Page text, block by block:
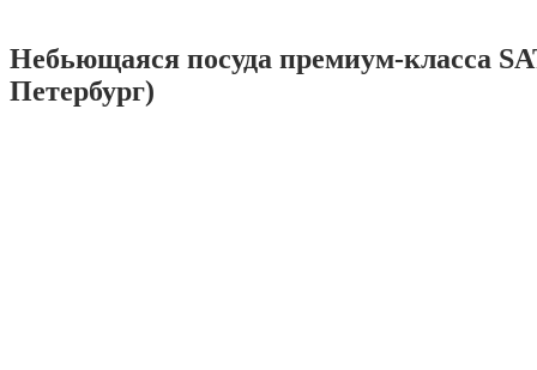
Небьющаяся посуда премиум-класса
Петербург)